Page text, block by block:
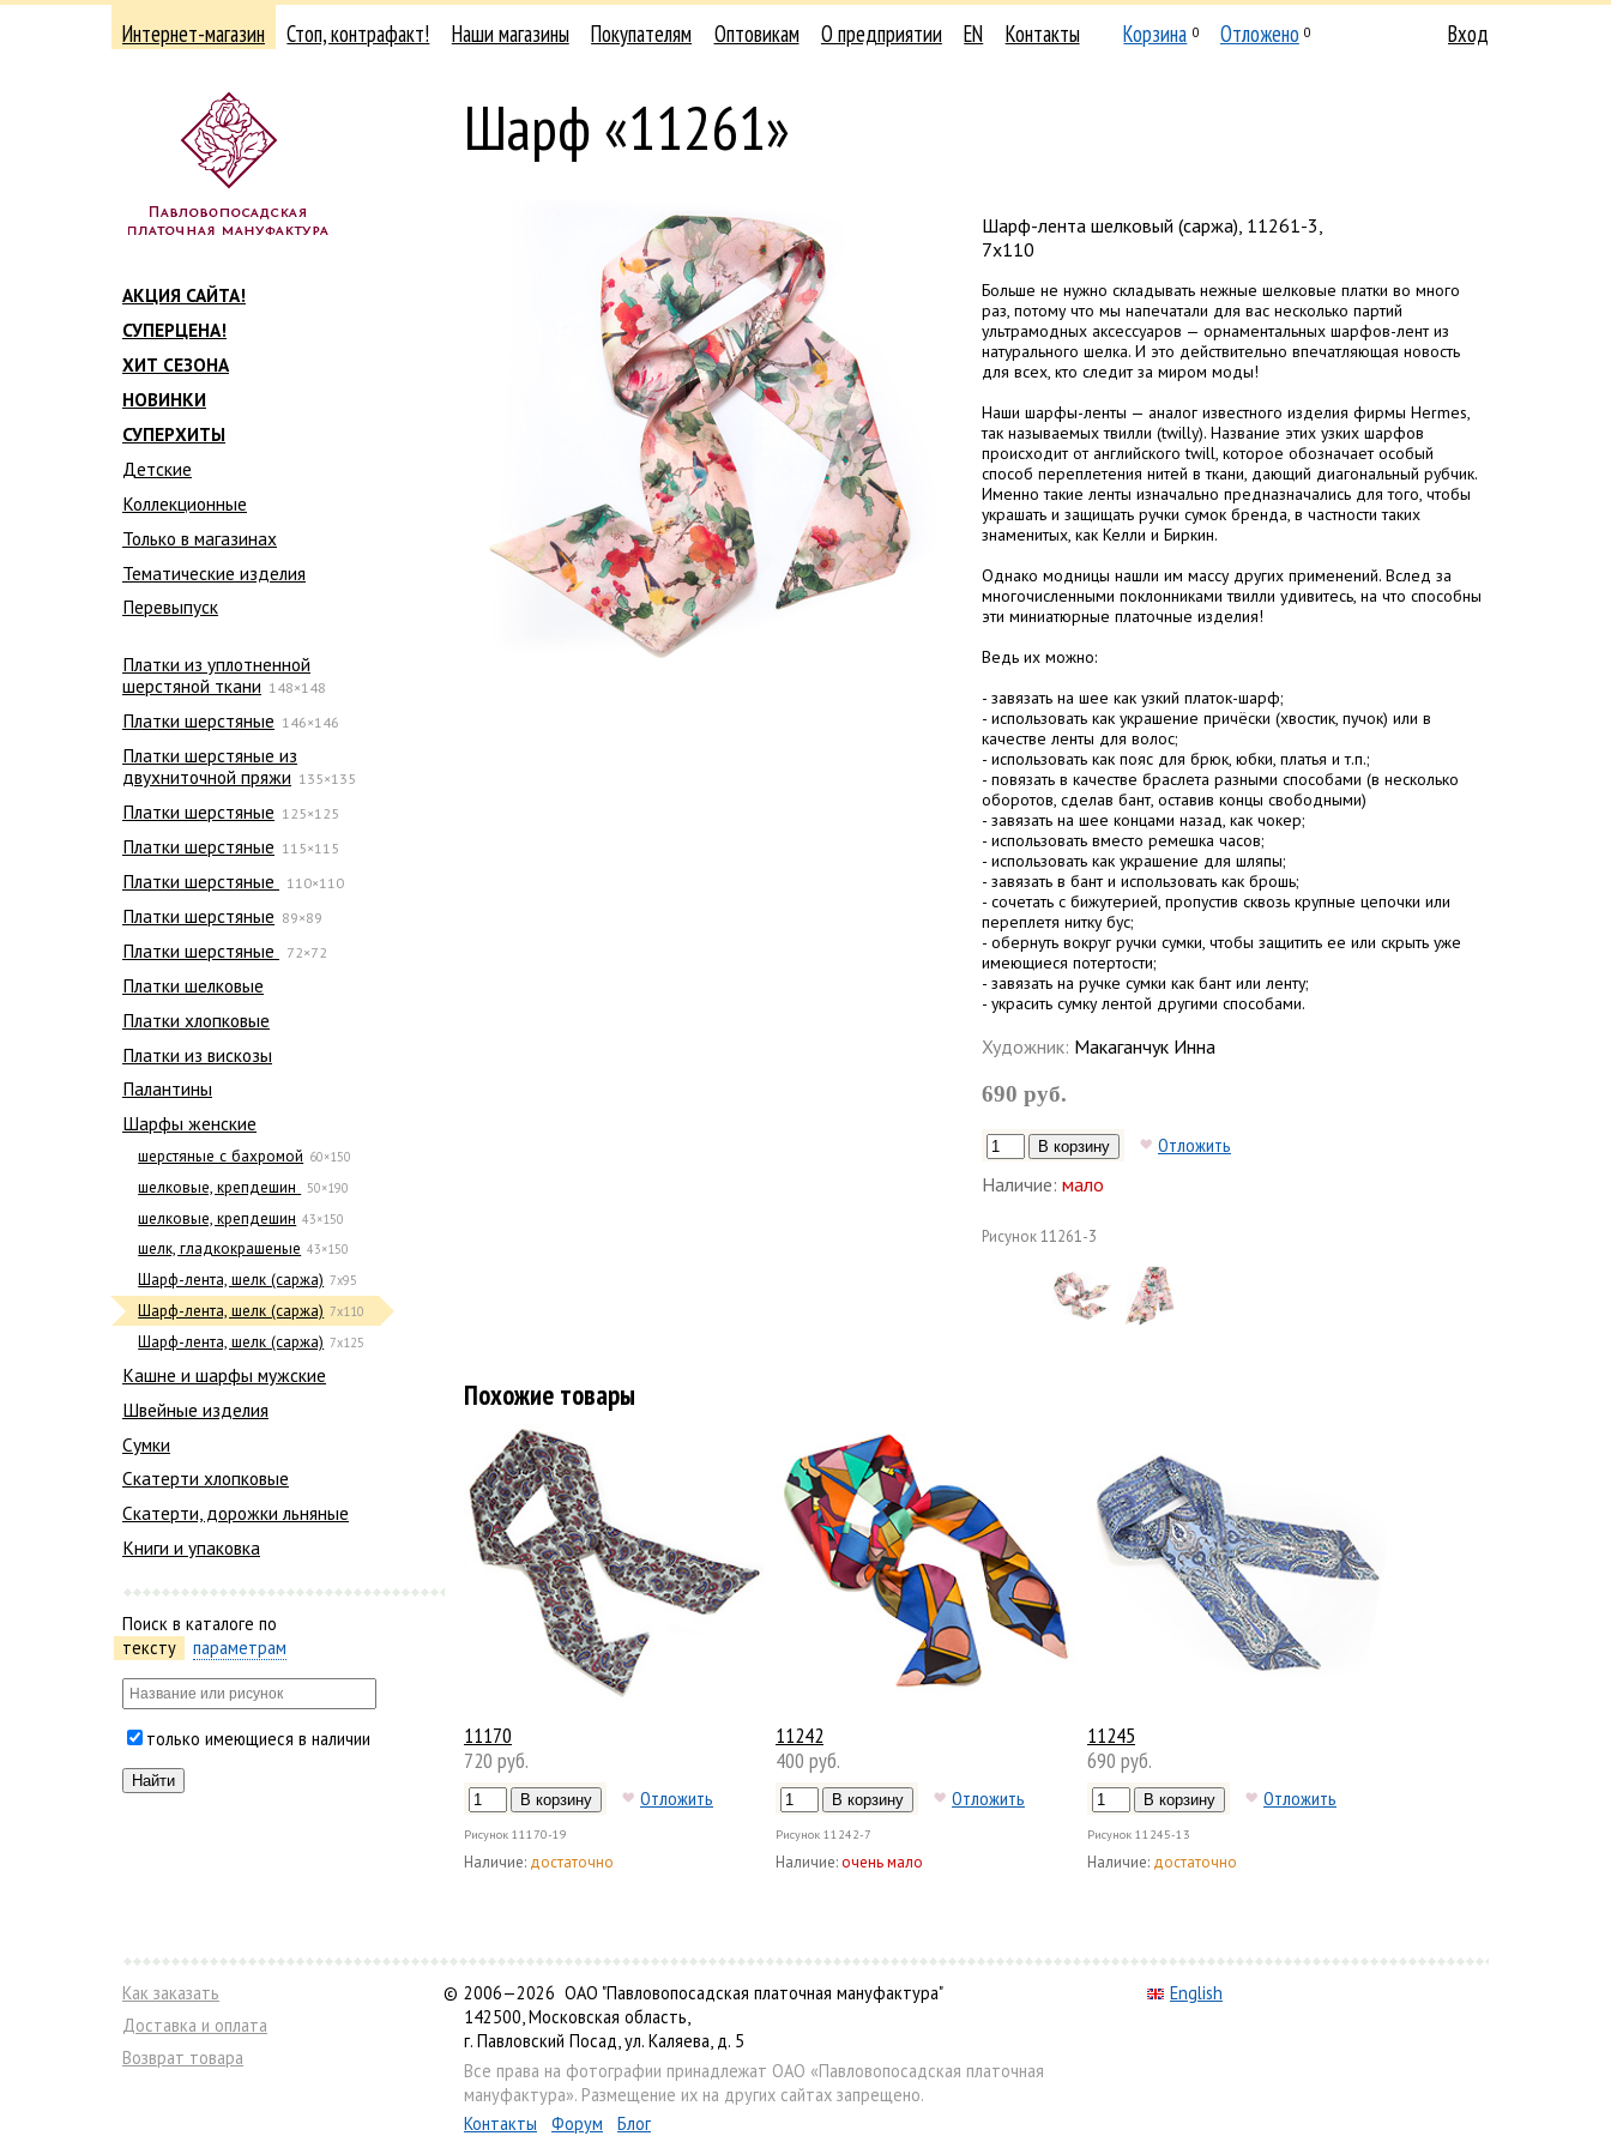
Интернет-магазин Стоп, контрафакт! Наши магазины Покупателям Оптовикам О предприятии EN Контакты Корзина 0 Отложено 0 Вход
АКЦИЯ САЙТА!
СУПЕРЦЕНА!
ХИТ СЕЗОНА
НОВИНКИ
СУПЕРХИТЫ
Детские
Коллекционные
Только в магазинах
Тематические изделия
Перевыпуск
Платки из уплотненной
шерстяной ткани 148×148
Платки шерстяные 146×146
Платки шерстяные из
двухниточной пряжи 135×135
Платки шерстяные 125×125
Платки шерстяные 115×115
Платки шерстяные 110×110
Платки шерстяные 89×89
Платки шерстяные 72×72
Платки шелковые
Платки хлопковые
Платки из вискозы
Палантины
Шарфы женские
шерстяные с бахромой 60×150
шелковые, крепдешин 50×190
шелковые, крепдешин 43×150
шелк, гладкокрашеные 43×150
Шарф-лента, шелк (саржа) 7x95
Шарф-лента, шелк (саржа) 7х110
Шарф-лента, шелк (саржа) 7х125
Кашне и шарфы мужские
Швейные изделия
Сумки
Скатерти хлопковые
Скатерти, дорожки льняные
Книги и упаковка
Поиск в каталоге по
тексту
параметрам
только имеющиеся в наличии
Шарф «11261»
Шарф-лента шелковый (саржа), 11261-3,
7х110
Больше не нужно складывать нежные шелковые платки во много
раз, потому что мы напечатали для вас несколько партий
ультрамодных аксессуаров — орнаментальных шарфов-лент из
натурального шелка. И это действительно впечатляющая новость
для всех, кто следит за миром моды!
Наши шарфы-ленты — аналог известного изделия фирмы Hermes,
так называемых твилли (twilly). Название этих узких шарфов
происходит от английского twill, которое обозначает особый
способ переплетения нитей в ткани, дающий диагональный рубчик.
Именно такие ленты изначально предназначались для того, чтобы
украшать и защищать ручки сумок бренда, в частности таких
знаменитых, как Келли и Биркин.
Однако модницы нашли им массу других применений. Вслед за
многочисленными поклонниками твилли удивитесь, на что способны
эти миниатюрные платочные изделия!
Ведь их можно:
- завязать на шее как узкий платок-шарф;
- использовать как украшение причёски (хвостик, пучок) или в
качестве ленты для волос;
- использовать как пояс для брюк, юбки, платья и т.п.;
- повязать в качестве браслета разными способами (в несколько
оборотов, сделав бант, оставив концы свободными)
- завязать на шее концами назад, как чокер;
- использовать вместо ремешка часов;
- использовать как украшение для шляпы;
- завязать в бант и использовать как брошь;
- сочетать с бижутерией, пропустив сквозь крупные цепочки или
переплетя нитку бус;
- обернуть вокруг ручки сумки, чтобы защитить ее или скрыть уже
имеющиеся потертости;
- завязать на ручке сумки как бант или ленту;
- украсить сумку лентой другими способами.
Художник: Макаганчук Инна
690 руб.
Отложить
Наличие: мало
Рисунок11261-3
Похожие товары
11170
720 руб.
Отложить
Рисунок 11170-19
Наличие: достаточно
11242
400 руб.
Отложить
Рисунок 11242-7
Наличие:очень мало
11245
690 руб.
Отложить
Рисунок 11245-13
Наличие: достаточно
Как заказать
Доставка и оплата
Возврат товара
© 2006—2026 ОАО "Павловопосадская платочная мануфактура"
142500, Московская область,
г. Павловский Посад, ул. Каляева, д. 5
Все права на фотографии принадлежат ОАО «Павловопосадская платочная
мануфактура». Размещение их на других сайтах запрещено.
Контакты
Форум Блог
English